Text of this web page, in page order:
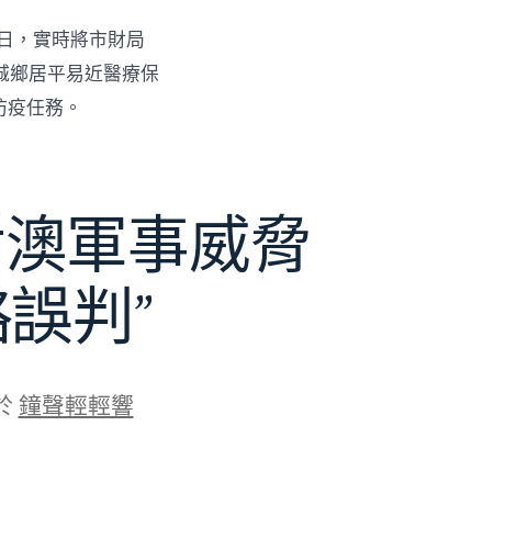
，實時將市財局
鄉居平易近醫療保
任務。
軍事威脅
判”
鐘聲輕輕響